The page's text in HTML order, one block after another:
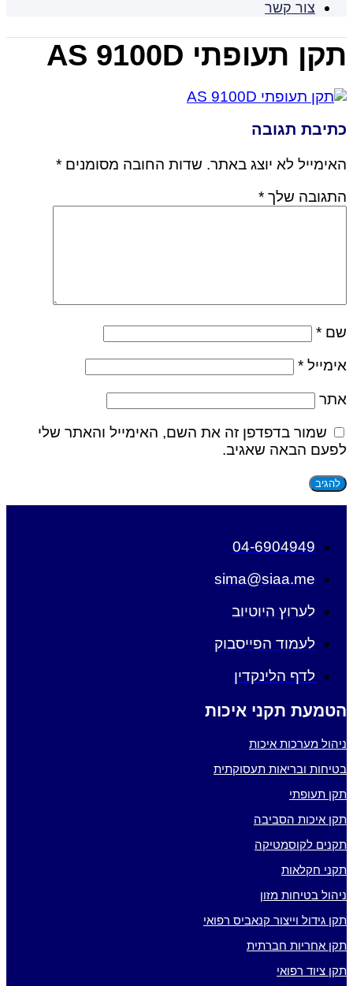
צור קשר
תקן תעופתי AS 9100D
כתיבת תגובה
האימייל לא יוצג באתר. שדות החובה מסומנים *
התגובה שלך *
שם *
אימייל *
אתר
שמור בדפדפן זה את השם, האימייל והאתר שלי
לפעם הבאה שאגיב.
04-6904949
sima@siaa.me
לערוץ היוטיוב
לעמוד הפייסבוק
לדף הלינקדין
הטמעת תקני איכות
ניהול מערכות איכות
בטיחות ובריאות תעסוקתית
תקן תעופתי
תקן איכות הסביבה
תקנים לקוסמטיקה
תקני חקלאות
ניהול בטיחות מזון
תקן גידול וייצור קנאביס רפואי
תקן אחריות חברתית
תקן ציוד רפואי